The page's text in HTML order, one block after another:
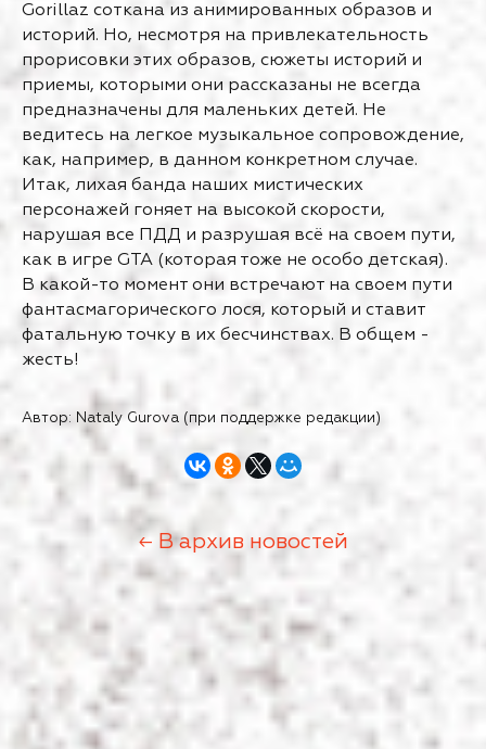
Gorillaz соткана из анимированных образов и
историй. Но, несмотря на привлекательность
прорисовки этих образов, сюжеты историй и
приемы, которыми они рассказаны не всегда
предназначены для маленьких детей. Не
ведитесь на легкое музыкальное сопровождение,
как, например, в данном конкретном случае.
Итак, лихая банда наших мистических
персонажей гоняет на высокой скорости,
нарушая все ПДД и разрушая всё на своем пути,
как в игре GTA (которая тоже не особо детская).
В какой-то момент они встречают на своем пути
фантасмагорического лося, который и ставит
фатальную точку в их бесчинствах. В общем -
жесть!
Автор: Nataly Gurova (при поддержке редакции)
← В архив новостей